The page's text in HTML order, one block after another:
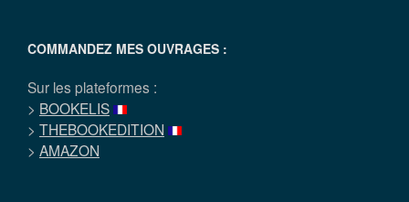
COMMANDEZ MES OUVRAGES :
Sur les plateformes :
> BOOKELIS
> THEBOOKEDITION
> AMAZON